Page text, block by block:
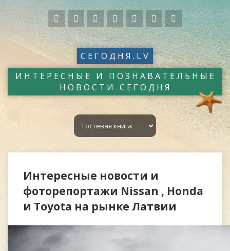
СЕГОДНЯ.LV
ИНТЕРЕСНЫЕ И ПОЗНАВАТЕЛЬНЫЕ
НОВОСТИ СЕГОДНЯ
Интересные новости и
фоторепортажи Nissan , Honda
и Toyota на рынке Латвии